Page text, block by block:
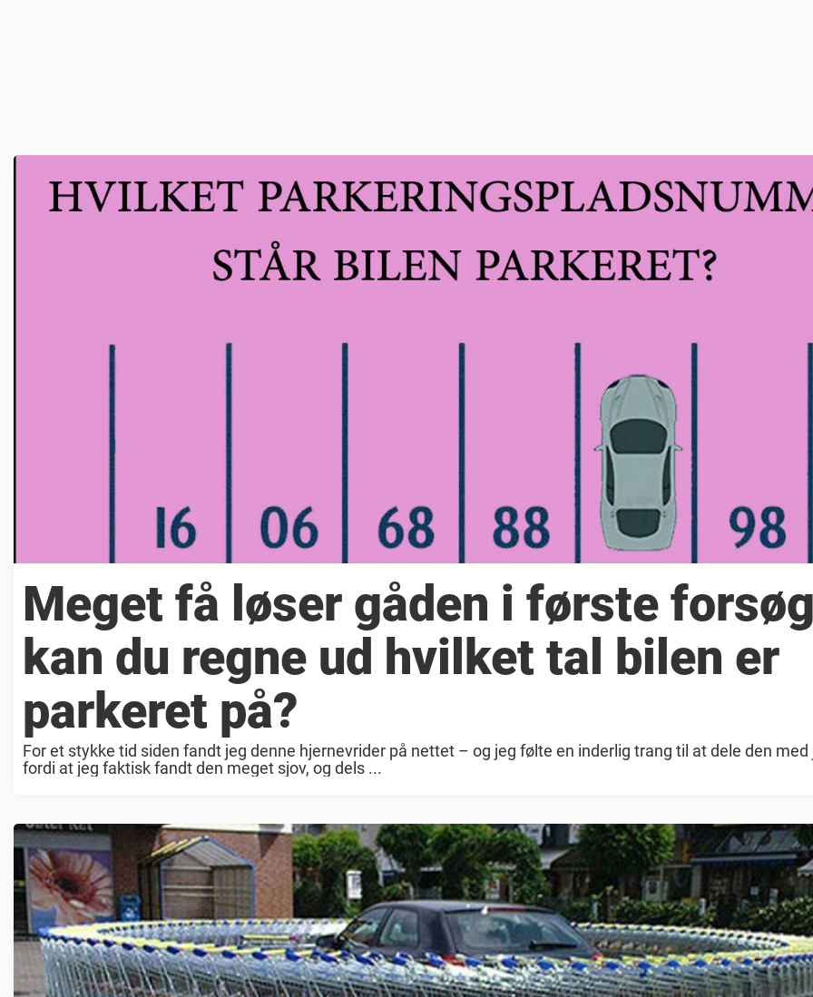
Meget få løser gåden i første
kan du regne ud hvilket tal bilen er
parkeret på?
For et stykke tid siden fandt jeg denne hjernevrider på nettet – og jeg følte en inderlig trang til at dele den med
fordi at jeg faktisk fandt den meget sjov, og dels ...